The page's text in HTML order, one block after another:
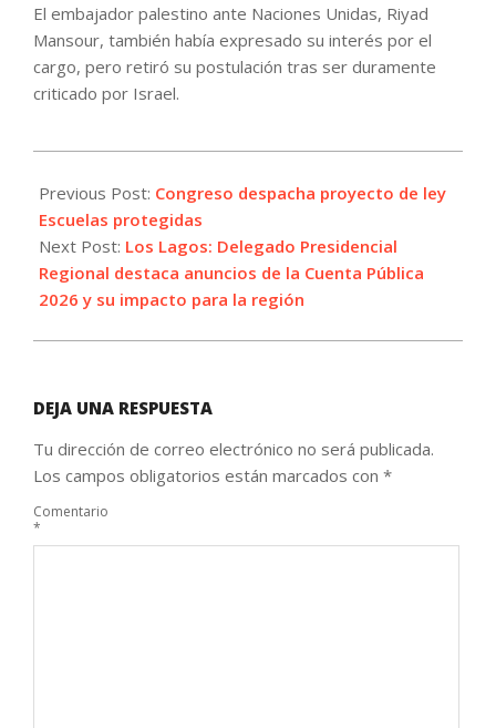
El embajador palestino ante Naciones Unidas, Riyad
Mansour, también había expresado su interés por el
cargo, pero retiró su postulación tras ser duramente
criticado por Israel.
06-
02
Previous Post: Congreso despacha proyecto de ley
Escuelas protegidas
Next Post: Los Lagos: Delegado Presidencial
Regional destaca anuncios de la Cuenta Pública
2026 y su impacto para la región
DEJA UNA RESPUESTA
Tu dirección de correo electrónico no será publicada.
Los campos obligatorios están marcados con *
Comentario
*